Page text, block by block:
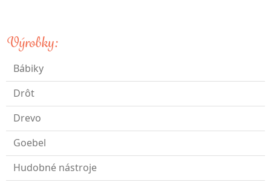
Výrobky:
Bábiky
Drôt
Drevo
Goebel
Hudobné nástroje